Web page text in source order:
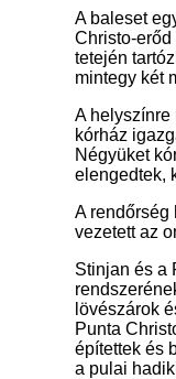
A baleset
Christo-erőd
tetején
mintegy két
A helyszínre
kórház
Négyüket
elengedtek,
A rendőrség
vezetett az
Stinjan és a
lövészárok
Punta
építettek és
a pulai